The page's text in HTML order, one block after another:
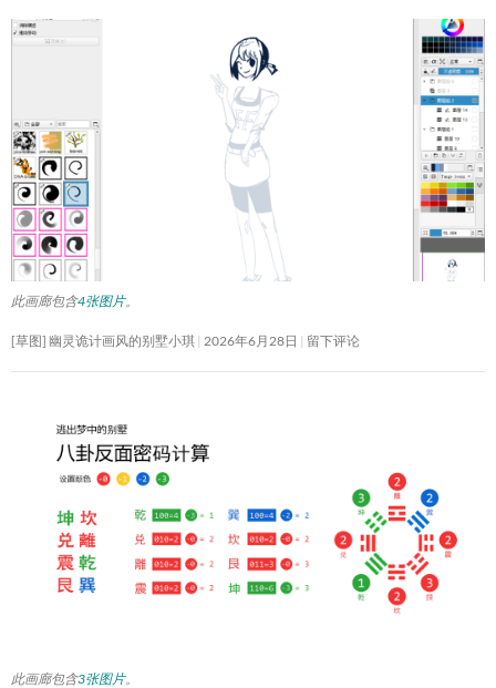
此画廊包含4张图片。
[草图] 幽灵诡计画风的别墅小琪 2026年6月28日 留下评论
此画廊包含3张图片。